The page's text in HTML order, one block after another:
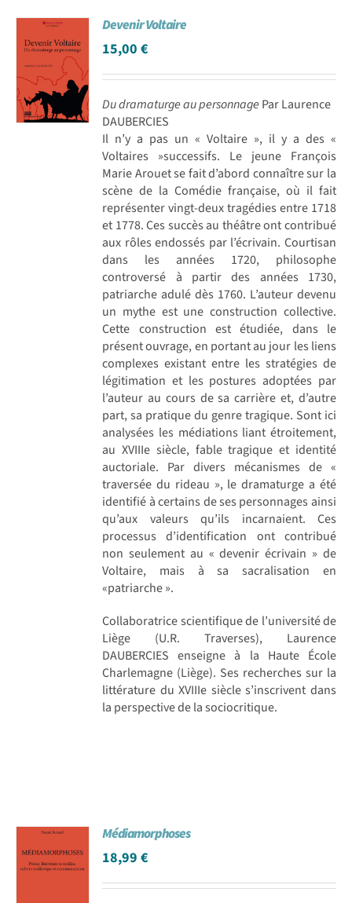
Devenir Voltaire
15,00€
Du dramaturge au personnage Par Laurence
DAUBERCIES
Il n’y a pas un « Voltaire », il y a des «
Voltaires »successifs. Le jeune François
Marie Arouet se fait d’abord connaître sur la
scène de la Comédie française, où il fait
représenter vingt-deux tragédies entre 1718
et 1778. Ces succès au théâtre ont contribué
aux rôles endossés par l’écrivain. Courtisan
dans les années 1720, philosophe
controversé à partir des années 1730,
patriarche adulé dès 1760. L’auteur devenu
un mythe est une construction collective.
Cette construction est étudiée, dans le
présent ouvrage, en portant au jour les liens
complexes existant entre les stratégies de
légitimation et les postures adoptées par
l’auteur au cours de sa carrière et, d’autre
part, sa pratique du genre tragique. Sont ici
analysées les médiations liant étroitement,
au XVIIIe siècle, fable tragique et identité
auctoriale. Par divers mécanismes de «
traversée du rideau », le dramaturge a été
identifié à certains de ses personnages ainsi
qu’aux valeurs qu’ils incarnaient. Ces
processus d’identification ont contribué
non seulement au « devenir écrivain » de
Voltaire, mais à sa sacralisation en
«patriarche ».
Collaboratrice scientifique de l’université de
Liège (U.R. Traverses), Laurence
DAUBERCIES enseigne à la Haute École
Charlemagne (Liège). Ses recherches sur la
littérature du XVIIIe siècle s’inscrivent dans
la perspective de la sociocritique.
Médiamorphoses
18,99€